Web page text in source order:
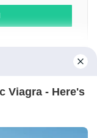
100 Nikkei 225
Viagra - Here's